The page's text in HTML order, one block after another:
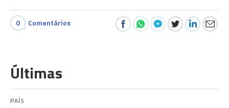
0 Comentários
Últimas
PAÍS